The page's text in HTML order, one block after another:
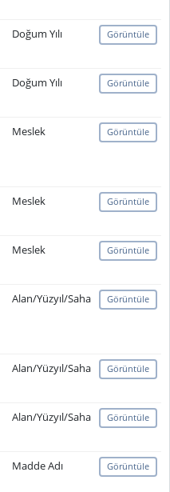
Doğum Yılı Görüntüle
Doğum Yılı Görüntüle
Meslek Görüntüle
Meslek Görüntüle
Meslek Görüntüle
Alan/Yüzyıl/Saha Görüntüle
Alan/Yüzyıl/Saha Görüntüle
Alan/Yüzyıl/Saha Görüntüle
Madde Adı Görüntüle